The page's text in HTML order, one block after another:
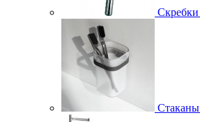
Скребки
Стаканы